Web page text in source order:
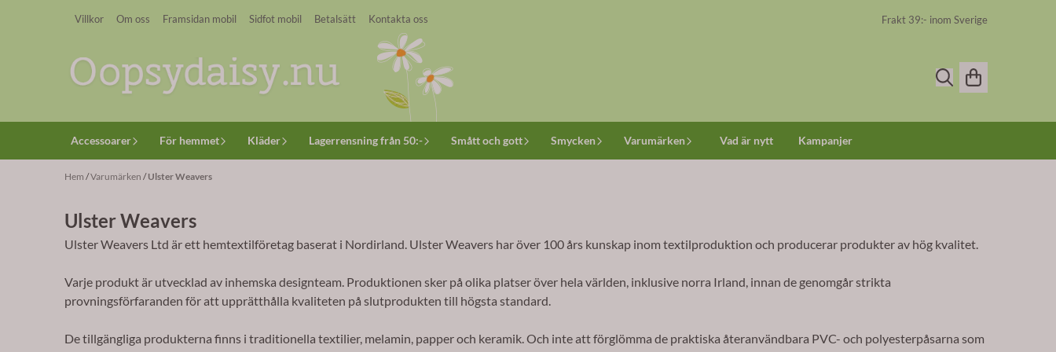
Hoppa till innehåll
Villkor Om oss Framsidan mobil Sidfot mobil Betalsätt Kontakta oss Frakt 39:- inom Sverige
Accessoarer För hemmet Kläder Lagerrensning från 50:- Smått och gott Smycken Varumärken Vad är nytt Kampanjer
Hem /Varumärken /Ulster Weavers
Ulster Weavers
Ulster Weavers Ltd är ett hemtextilföretag baserat i Nordirland. Ulster Weavers har över 100 års kunskap inom textilproduktion och producerar produkter av hög kvalitet.
Varje produkt är utvecklad av inhemska designteam. Produktionen sker på olika platser över hela världen, inklusive norra Irland, innan de genomgår strikta
provningsförfaranden för att upprätthålla kvaliteten på slutprodukten till högsta standard.
De tillgängliga produkterna finns i traditionella textilier, melamin, papper och keramik. Och inte att förglömma de praktiska återanvändbara PVC- och polyesterpåsarna som